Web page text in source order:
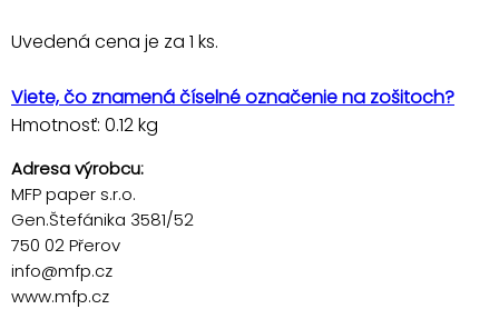
Uvedená cena je za 1 ks.
Viete, čo znamená číselné označenie na zošitoch?
Hmotnosť: 0.12 kg
Adresa výrobcu:
MFP paper s.r.o.
Gen.Štefánika 3581/52
750 02 Přerov
info@mfp.cz
www.mfp.cz